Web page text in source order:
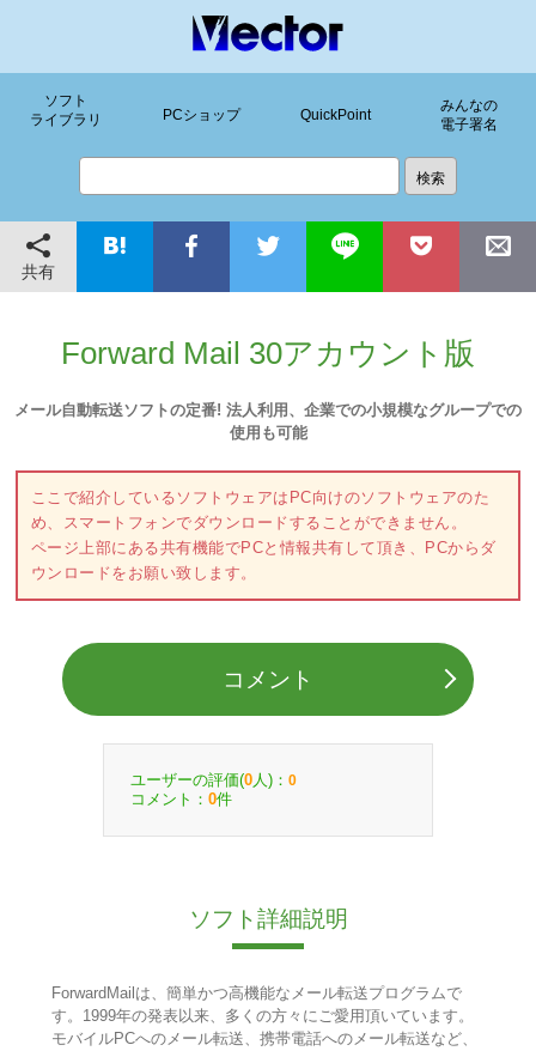
ソフト
ライブラリ
PCショップ QuickPoint
みんなの
電子署名
共有
Forward Mail 30アカウント版
メール自動転送ソフトの定番! 法人利用、企業での小規模なグループでの
使用も可能
ここで紹介しているソフトウェアはPC向けのソフトウェアのた
め、スマートフォンでダウンロードすることができません。
ページ上部にある共有機能でPCと情報共有して頂き、PCからダ
ウンロードをお願い致します。
コメント
ユーザーの評価(0 人)： 0
コメント： 0件
ソフト詳細説明
ForwardMailは、簡単かつ高機能なメール転送プログラムで
す。1999年の発表以来、多くの方々にご愛用頂いています。
モバイルPCへのメール転送、携帯電話へのメール転送など、